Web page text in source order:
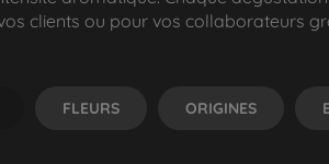
clients ou pour vos collaborateurs
FLEURS ORIGINES